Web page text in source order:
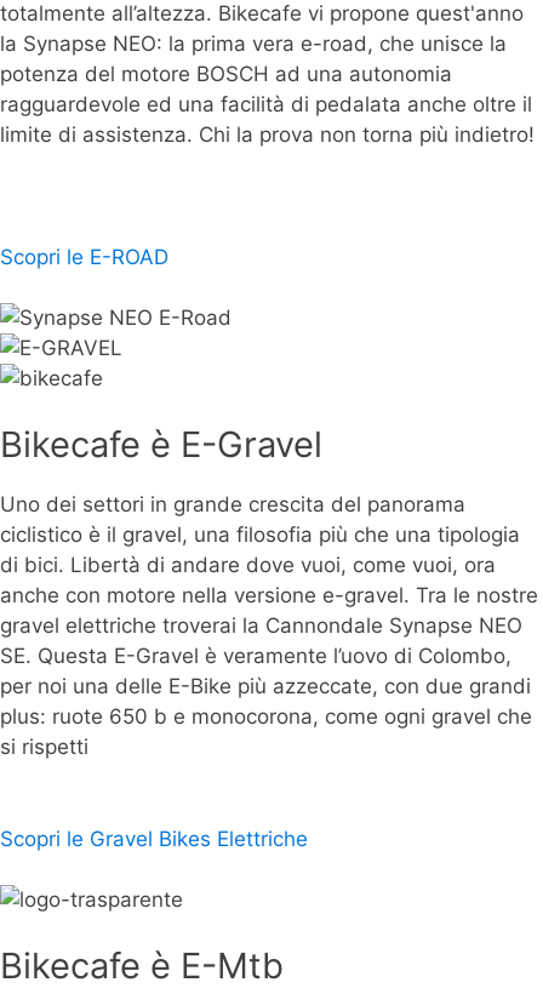
totalmente all’altezza. Bikecafe vi propone quest'anno
la Synapse NEO: la prima vera e-road, che unisce la
potenza del motore BOSCH ad una autonomia
ragguardevole ed una facilità di pedalata anche oltre il
limite di assistenza. Chi la prova non torna più indietro!
Scopri le E-ROAD
Bikecafe è E-Gravel
Uno dei settori in grande crescita del panorama
ciclistico è il gravel, una filosofia più che una tipologia
di bici. Libertà di andare dove vuoi, come vuoi, ora
anche con motore nella versione e-gravel. Tra le nostre
gravel elettriche troverai la Cannondale Synapse NEO
SE. Questa E-Gravel è veramente l’uovo di Colombo,
per noi una delle E-Bike più azzeccate, con due grandi
plus: ruote 650 b e monocorona, come ogni gravel che
si rispetti
Scopri le Gravel Bikes Elettriche
Bikecafe è E-Mtb